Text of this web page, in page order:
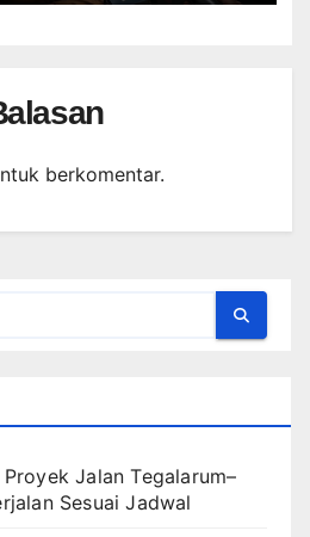
berkomentar.
Jalan Tegalarum–
Sesuai Jadwal